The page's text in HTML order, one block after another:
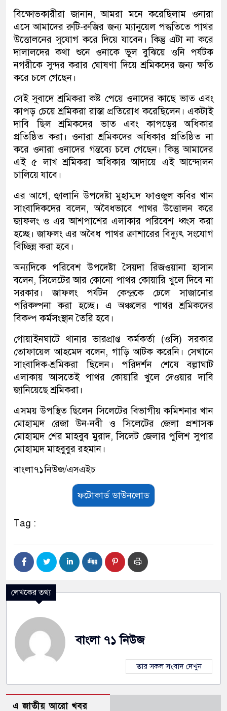
বিক্ষোভকারীরা জানান, আমরা মনে করেছিলাম ওনারা
এসে আমাদের রুটি-রুজির জন্য ম্যানুয়েল পদ্ধতিতে পাথর
উত্তোলনের সুযোগ করে দিয়ে যাবেন। কিন্তু এটা না করে
দালালদের কথা শুনে ওনাকে ভুল বুঝিয়ে ওনি পর্যটক
নগরীকে সুন্দর করার ঘোষণা দিয়ে শ্রমিকদের জন্য ক্ষতি
করে চলে গেছেন।
সেই সুবাদে শ্রমিকরা কষ্ট পেয়ে ওনাদের কাছে ভাত এবং
কাপড় চেয়ে শ্রমিকরা রাস্তা প্রতিরোধ করেছিলেন। একটাই
দাবি ছিল শ্রমিকদের ভাত এবং কাপড়ের অধিকার
প্রতিষ্ঠিত করা। ওনারা শ্রমিকদের অধিকার প্রতিষ্ঠিত না
করে ওনারা ওনাদের গন্তব্যে চলে গেছেন। কিন্তু আমাদের
এই ৫ লাখ শ্রমিকরা অধিকার আদায়ে এই আন্দোলন
চালিয়ে যাবে।
এর আগে, জ্বালানি উপদেষ্টা মুহাম্মদ ফাওজুল কবির খান
সাংবাদিকদের বলেন, অবৈধভাবে পাথর উত্তোলন করে
জাফলং ও এর আশপাশের এলাকার পরিবেশ ধ্বংস করা
হচ্ছে। জাফলং এর অবৈধ পাথর ক্রাশারের বিদ্যুৎ সংযোগ
বিচ্ছিন্ন করা হবে।
অন্যদিকে পরিবেশ উপদেষ্টা সৈয়দা রিজওয়ানা হাসান
বলেন, সিলেটের আর কোনো পাথর কোয়ারি খুলে দিবে না
সরকার। জাফলং পর্যটন কেন্দ্রকে ঢেলে সাজানোর
পরিকল্পনা করা হচ্ছে। এ অঞ্চলের পাথর শ্রমিকদের
বিকল্প কর্মসংস্থান তৈরি হবে।
গোয়াইনঘাটে থানার ভারপ্রাপ্ত কর্মকর্তা (ওসি) সরকার
তোফায়েল আহমেদ বলেন, গাড়ি আটক করেনি। সেখানে
সাংবাদিক-শ্রমিকরা ছিলেন। পরিদর্শন শেষে বল্লাঘাট
এলাকায় আসতেই পাথর কোয়ারি খুলে দেওয়ার দাবি
জানিয়েছে শ্রমিকরা।
এসময় উপস্থিত ছিলেন সিলেটের বিভাগীয় কমিশনার খান
মোহাম্মদ রেজা উন-নবী ও সিলেটের জেলা প্রশাসক
মোহাম্মদ শের মাহবুব মুরাদ, সিলেট জেলার পুলিশ সুপার
মোহাম্মদ মাহবুবুর রহমান।
বাংলা৭১নিউজ/এসএইচ
ফটোকার্ড ডাউনলোড
Tag :
লেখকের তথ্য
বাংলা ৭১ নিউজ
তার সকল সংবাদ দেখুন
এ জাতীয় আরো খবর